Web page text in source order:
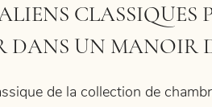
CLASSIQUES
DANS UN MANOIR
de la collection de